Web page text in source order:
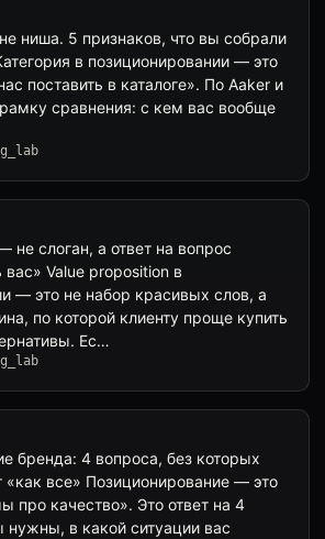
ниша. 5 признаков, что вы собрали
в позиционировании — это
поставить в каталоге». По Aaker и
рамку сравнения: с кем вас вообще
не слоган, а ответ на вопрос
Value proposition в
— это не набор красивых слов, а
по которой клиенту проще купить
Ес…
бренда: 4 вопроса, без которых
«как все» Позиционирование — это
про качество». Это ответ на 4
нужны, в какой ситуации вас